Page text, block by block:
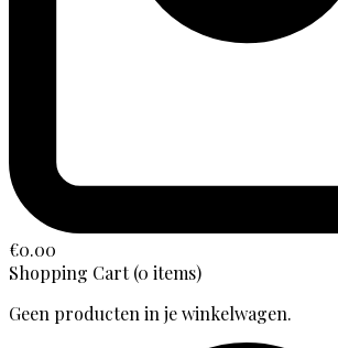
€0.00
Shopping Cart(0 items)
Geen producten in je winkelwagen.